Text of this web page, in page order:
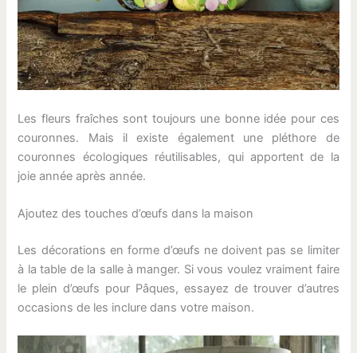
Les fleurs fraîches sont toujours une bonne idée pour ces
couronnes. Mais il existe également une pléthore de
couronnes écologiques réutilisables, qui apportent de la
joie année après année.
Ajoutez des touches d’œufs dans la maison
Les décorations en forme d’œufs ne doivent pas se limiter
à la table de la salle à manger. Si vous voulez vraiment faire
le plein d’œufs pour Pâques, essayez de trouver d’autres
occasions de les inclure dans votre maison.